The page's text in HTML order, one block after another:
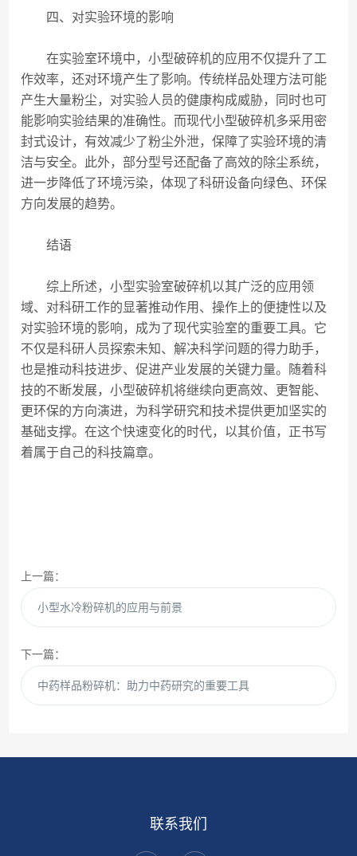
四、对实验环境的影响
在实验室环境中，小型破碎机的应用不仅提升了工
作效率，还对环境产生了影响。传统样品处理方法可能
产生大量粉尘，对实验人员的健康构成威胁，同时也可
能影响实验结果的准确性。而现代小型破碎机多采用密
封式设计，有效减少了粉尘外泄，保障了实验环境的清
洁与安全。此外，部分型号还配备了高效的除尘系统，
进一步降低了环境污染，体现了科研设备向绿色、环保
方向发展的趋势。
结语
综上所述，小型实验室破碎机以其广泛的应用领
域、对科研工作的显著推动作用、操作上的便捷性以及
对实验环境的影响，成为了现代实验室的重要工具。它
不仅是科研人员探索未知、解决科学问题的得力助手，
也是推动科技进步、促进产业发展的关键力量。随着科
技的不断发展，小型破碎机将继续向更高效、更智能、
更环保的方向演进，为科学研究和技术提供更加坚实的
基础支撑。在这个快速变化的时代，以其价值，正书写
着属于自己的科技篇章。
上一篇：
小型水冷粉碎机的应用与前景
下一篇：
中药样品粉碎机：助力中药研究的重要工具
联系我们